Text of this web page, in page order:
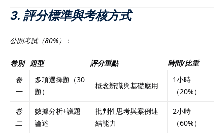
3. 評分標準與考核方式
公開考試（80%） ：
卷別 題型 評分重點
時間/比重
卷
一
多項選擇題（30
題）
概念辨識與基礎應用
1小時
（20%）
卷
二
數據分析+議題
論述
批判性思考與案例連
結能力
2小時
（60%）